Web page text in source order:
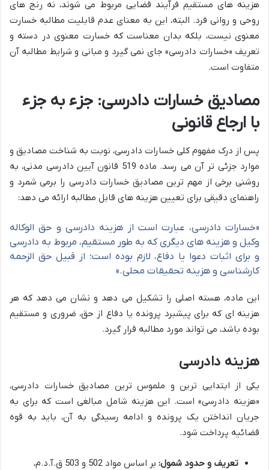
هزینه های مستقیم فرآیند قضایی مربوط می شوند، نه رنج های
روحی و روانی فرد. البته، این به معنای عدم قابلیت مطالبه خسارت
معنوی نیست، بلکه بدان معناست که خسارت معنوی در دسته و
تعریف «خسارات دادرسی» جای نمی گیرد و مبانی و شرایط مطالبه آن
متفاوت است.
مصادیق خسارات دادرسی: جزء به جزء
با ارجاع قانونی
پس از درک مفهوم کلی خسارات دادرسی، نوبت به شناخت مصادیق و
موارد جزئی تر آن می رسد. ماده 519 قانون آیین دادرسی مدنی، به
روشنی برخی از مهم ترین مصادیق خسارات دادرسی را برمی شمرد و
راهنمای دقیقی برای تعیین هزینه های قابل مطالبه ارائه می دهد:
«خسارات دادرسی، عبارت است از هزینه دادرسی و حق الوکاله
وکیل و هزینه های دیگری که به طور مستقیم، مربوط به دادرسی
و برای اثبات دعوا یا دفاع، لازم بوده است؛ از قبیل حق الزحمه
کارشناسی و هزینه تحقیقات محلی.»
این ماده، هسته اصلی را تشکیل می دهد و نشان می دهد که هر
هزینه ای که برای پیشبرد پرونده یا دفاع از حق، ضروری و مستقیم
بوده باشد، می تواند مورد مطالبه قرار گیرد.
هزینه دادرسی
یکی از ابتدایی ترین و ملموس ترین مصادیق خسارات دادرسی،
«هزینه دادرسی» است. این هزینه شامل مبالغی است که برای به
جریان انداختن یک پرونده و ادامه رسیدگی به آن، باید به قوه
قضائیه پرداخت شود.
تعریف و حدود شمول:
بر اساس مواد 502 و 503 ق.آ.د.م،